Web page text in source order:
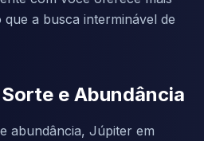
a busca interminável de
e Abundância
abundância, Júpiter em